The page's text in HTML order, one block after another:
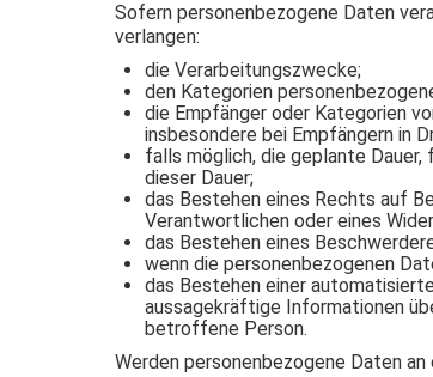
Sofern personenbezogene Daten
verlangen:
die Verarbeitungszwecke;
den Kategorien
die Empfänger oder Kategorien
insbesondere bei Empfängern in
falls möglich, die geplante
dieser Dauer;
das Bestehen eines Rechts auf
Verantwortlichen oder eines
das Bestehen eines
wenn die personenbezogenen
das Bestehen einer
aussagekräftige Informationen
betroffene Person.
Werden personenbezogene Daten